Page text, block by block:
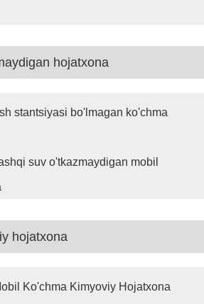
hojatxona
stantsiyasi bo'lmagan ko'chma
suv o'tkazmaydigan mobil
hojatxona
Ko'chma Kimyoviy Hojatxona